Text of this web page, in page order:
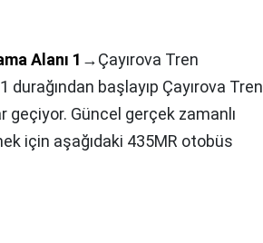
Alanı 1 ‎→Çayırova Tren
başlayıp Çayırova Tren
geçiyor. Güncel gerçek zamanlı
için aşağıdaki 435MR otobüs